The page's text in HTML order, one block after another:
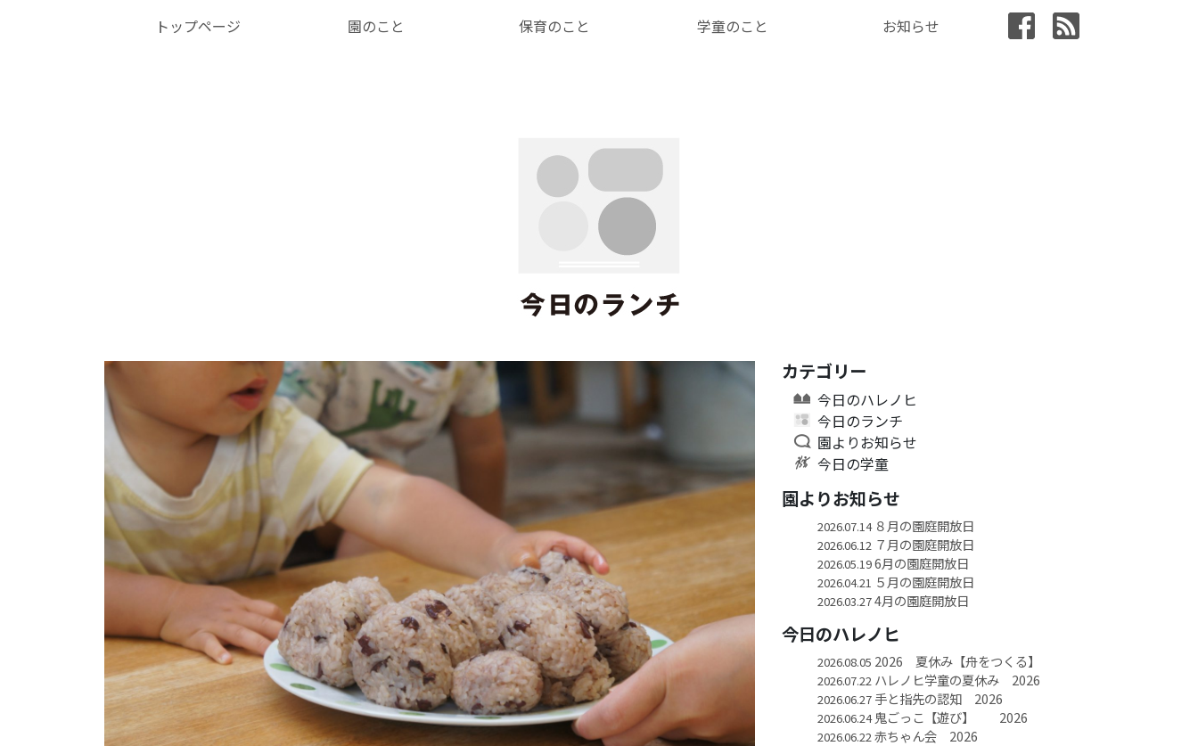
トップページ 園のこと 保育のこと 学童のこと お知らせ
カテゴリー
今日のハレノヒ
今日のランチ
園よりお知らせ
今日の学童
園よりお知らせ
2026.07.14８月の園庭開放日
2026.06.12 ７月の園庭開放日
2026.05.196月の園庭開放日
2026.04.21 ５月の園庭開放日
2026.03.274月の園庭開放日
今日のハレノヒ
2026.08.05 2026 夏休み【舟をつくる】
2026.07.22 ハレノヒ学童の夏休み 2026
2026.06.27手と指先の認知 2026
2026.06.24鬼ごっこ【遊び】 2026
2026.06.22 赤ちゃん会 2026